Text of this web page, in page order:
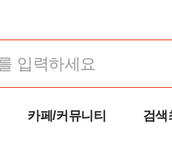
카페/커뮤니티 검색